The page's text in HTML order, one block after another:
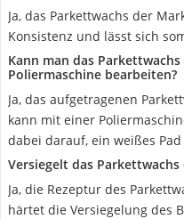
Ja, das Parkettwachs der
Konsistenz und lässt sich
Kann man das
Poliermaschine bearbeiten?
Ja, das aufgetragenen
kann mit einer
dabei darauf, ein weißes
Versiegelt das
Ja, die Rezeptur des
härtet die Versiegelung des